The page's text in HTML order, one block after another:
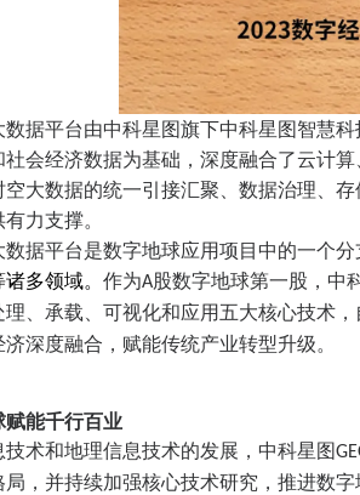
数据平台由中科星图旗下中科星图智慧
会经济数据为基础，深度融合了云计
大数据的统一引接汇聚、数据治理、
力支撑。
数据平台是数字地球应用项目中的一个
多领域。 作为A股数字地球第一股，中
理、承载、可视化和应用五大核心技术
深度融合，赋能传统产业转型升级。
能千行百业
技术和地理信息技术的发展，中科星图
局，并持续加强核心技术研究，推进数